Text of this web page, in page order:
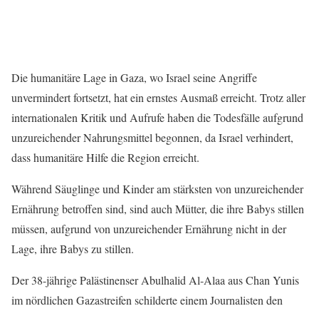
Die humanitäre Lage in Gaza, wo Israel seine Angriffe
unvermindert fortsetzt, hat ein ernstes Ausmaß erreicht. Trotz aller
internationalen Kritik und Aufrufe haben die Todesfälle aufgrund
unzureichender Nahrungsmittel begonnen, da Israel verhindert,
dass humanitäre Hilfe die Region erreicht.
Während Säuglinge und Kinder am stärksten von unzureichender
Ernährung betroffen sind, sind auch Mütter, die ihre Babys stillen
müssen, aufgrund von unzureichender Ernährung nicht in der
Lage, ihre Babys zu stillen.
Der 38-jährige Palästinenser Abulhalid Al-Alaa aus Chan Yunis
im nördlichen Gazastreifen schilderte einem Journalisten den